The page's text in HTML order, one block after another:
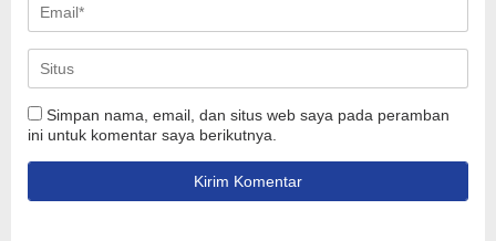
Simpan nama, email, dan situs web saya pada peramban
ini untuk komentar saya berikutnya.